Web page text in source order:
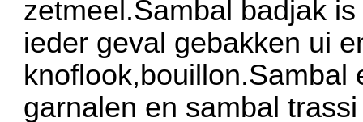
zetmeel.Sambal badjak
ieder geval gebakken ui
knoflook,bouillon.Sambal
garnalen en sambal